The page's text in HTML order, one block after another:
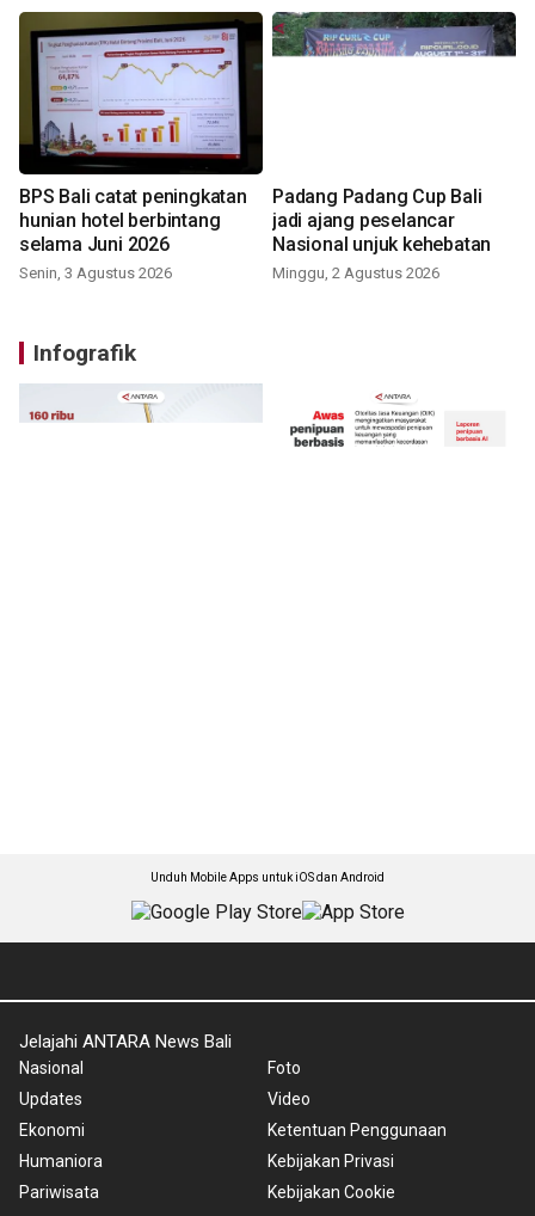
BPS Bali catat peningkatan
hunian hotel berbintang
selama Juni 2026
Senin, 3 Agustus 2026
Padang Padang Cup Bali
jadi ajang peselancar
Nasional unjuk kehebatan
Minggu, 2 Agustus 2026
Infografik
Unduh Mobile Apps untuk iOS dan Android
Jelajahi ANTARA News Bali
Nasional
Updates
Ekonomi
Humaniora
Pariwisata
Foto
Video
Ketentuan Penggunaan
Kebijakan Privasi
Kebijakan Cookie